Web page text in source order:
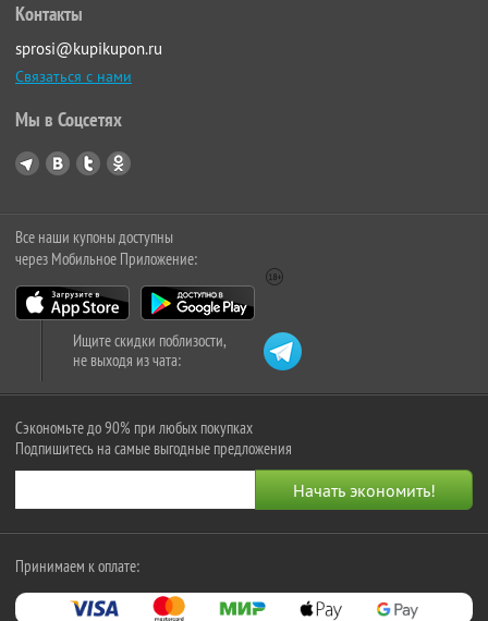
Контакты
sprosi@kupikupon.ru
Связаться с нами
Мы в Соцсетях
Все наши купоны доступны
через Мобильное Приложение:
Ищите скидки поблизости,
не выходя из чата:
Сэкономьте до 90% при любых покупках
Подпишитесь на самые выгодные предложения
Принимаем к оплате: